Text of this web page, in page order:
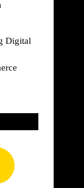
Digital